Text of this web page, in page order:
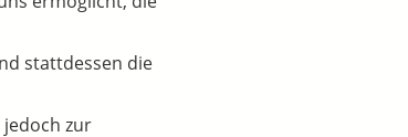
stattdessen die
zur